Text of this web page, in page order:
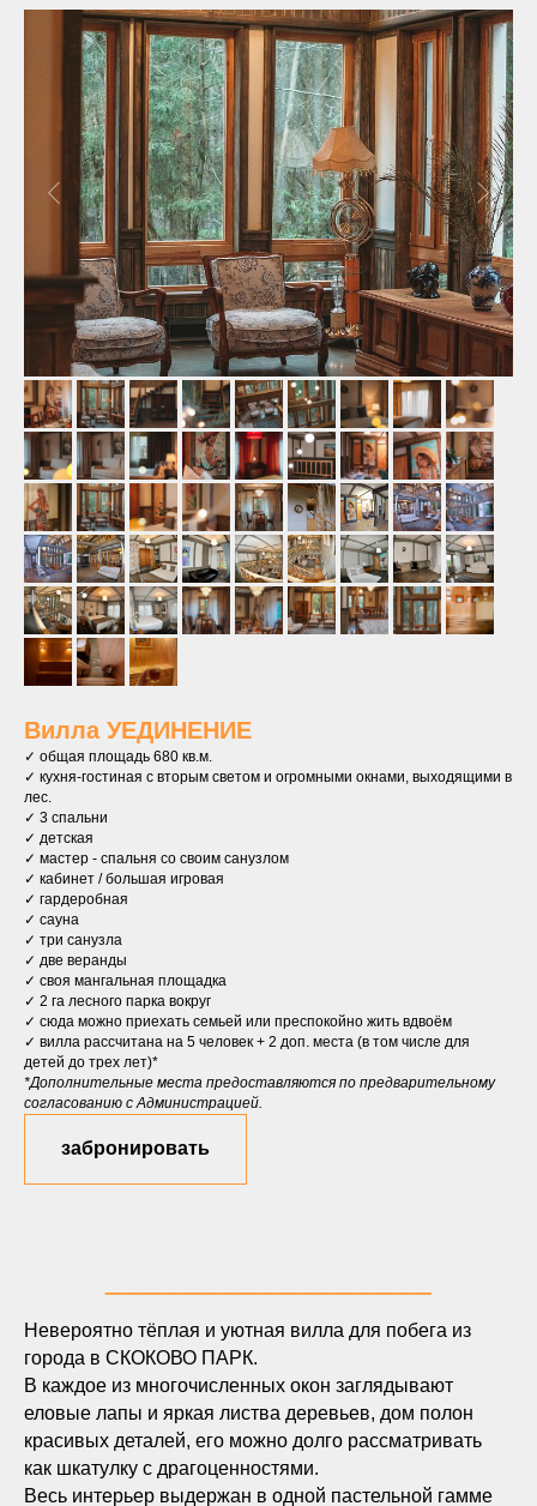
Вилла УЕДИНЕНИЕ
✓ общая площадь 680 кв.м.
✓ кухня-гостиная с вторым светом и огромными окнами, выходящими в
лес.
✓ 3 спальни
✓ детская
✓ мастер - спальня со своим санузлом
✓ кабинет / большая игровая
✓ гардеробная
✓ сауна
✓ три санузла
✓ две веранды
✓ своя мангальная площадка
✓ 2 га лесного парка вокруг
✓ сюда можно приехать семьей или преспокойно жить вдвоём
✓ вилла рассчитана на 5 человек + 2 доп. места (в том числе для
детей до трех лет)*
*Дополнительные места предоставляются по предварительному
согласованию с Администрацией.⠀
забронировать
Невероятно тёплая и уютная вилла для побега из
города в СКОКОВО ПАРК.
В каждое из многочисленных окон заглядывают
еловые лапы и яркая листва деревьев, дом полон
красивых деталей, его можно долго рассматривать
как шкатулку с драгоценностями.
Весь интерьер выдержан в одной пастельной гамме